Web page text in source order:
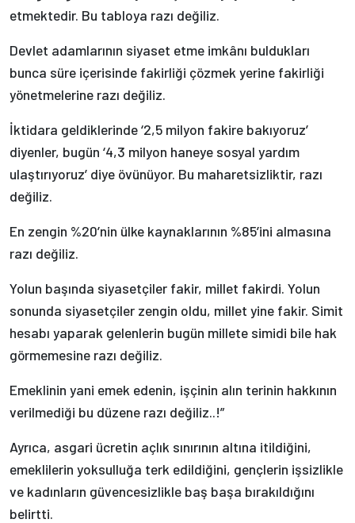
etmektedir. Bu tabloya razı değiliz.
Devlet adamlarının siyaset etme imkânı buldukları
bunca süre içerisinde fakirliği çözmek yerine fakirliği
yönetmelerine razı değiliz.
İktidara geldiklerinde ‘2,5 milyon fakire bakıyoruz’
diyenler, bugün ‘4,3 milyon haneye sosyal yardım
ulaştırıyoruz’ diye övünüyor. Bu maharetsizliktir, razı
değiliz.
En zengin %20’nin ülke kaynaklarının %85’ini almasına
razı değiliz.
Yolun başında siyasetçiler fakir, millet fakirdi. Yolun
sonunda siyasetçiler zengin oldu, millet yine fakir. Simit
hesabı yaparak gelenlerin bugün millete simidi bile hak
görmemesine razı değiliz.
Emeklinin yani emek edenin, işçinin alın terinin hakkının
verilmediği bu düzene razı değiliz..!”
Ayrıca, asgari ücretin açlık sınırının altına itildiğini,
emeklilerin yoksulluğa terk edildiğini, gençlerin işsizlikle
ve kadınların güvencesizlikle baş başa bırakıldığını
belirtti.